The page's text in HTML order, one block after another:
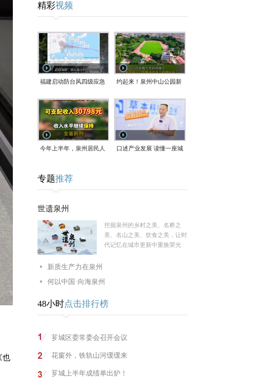
也
乱子草盛放
精彩视频
福建启动防台风四级应急
9日在长江口至福建北部
一带沿海登陆
约起来！泉州中山公园新
今年上半年，泉州居民人 口述产业发展 读懂一座城
专题推荐
世遗泉州
挖掘泉州的乡村之美、名桥之
美、名山之美、饮食之美，让时
代记忆在城市更新中重焕荣光
新质生产力在泉州
何以中国·向海泉州
48小时点击排行榜
芗城区委常委会召开会议
花窗外，铁轨山河缓缓来
芗城上半年成绩单出炉！